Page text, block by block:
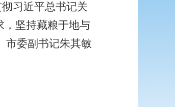
习近平总书记关
，坚持藏粮于地与
市委副书记朱其敏